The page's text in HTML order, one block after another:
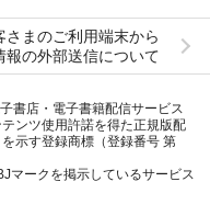
さまのご利用端末から
報の外部送信について
書店・電子書籍配信サービス
ンツ使用許諾を得た正規版配
示す登録商標（登録番号 第
マークを掲示しているサービス